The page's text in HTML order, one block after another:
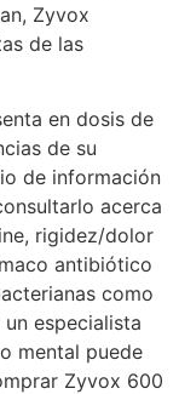
Zyvox
de las
en dosis de
de su
de información
acerca
rigidez/dolor
antibiótico
como
especialista
mental puede
Zyvox 600